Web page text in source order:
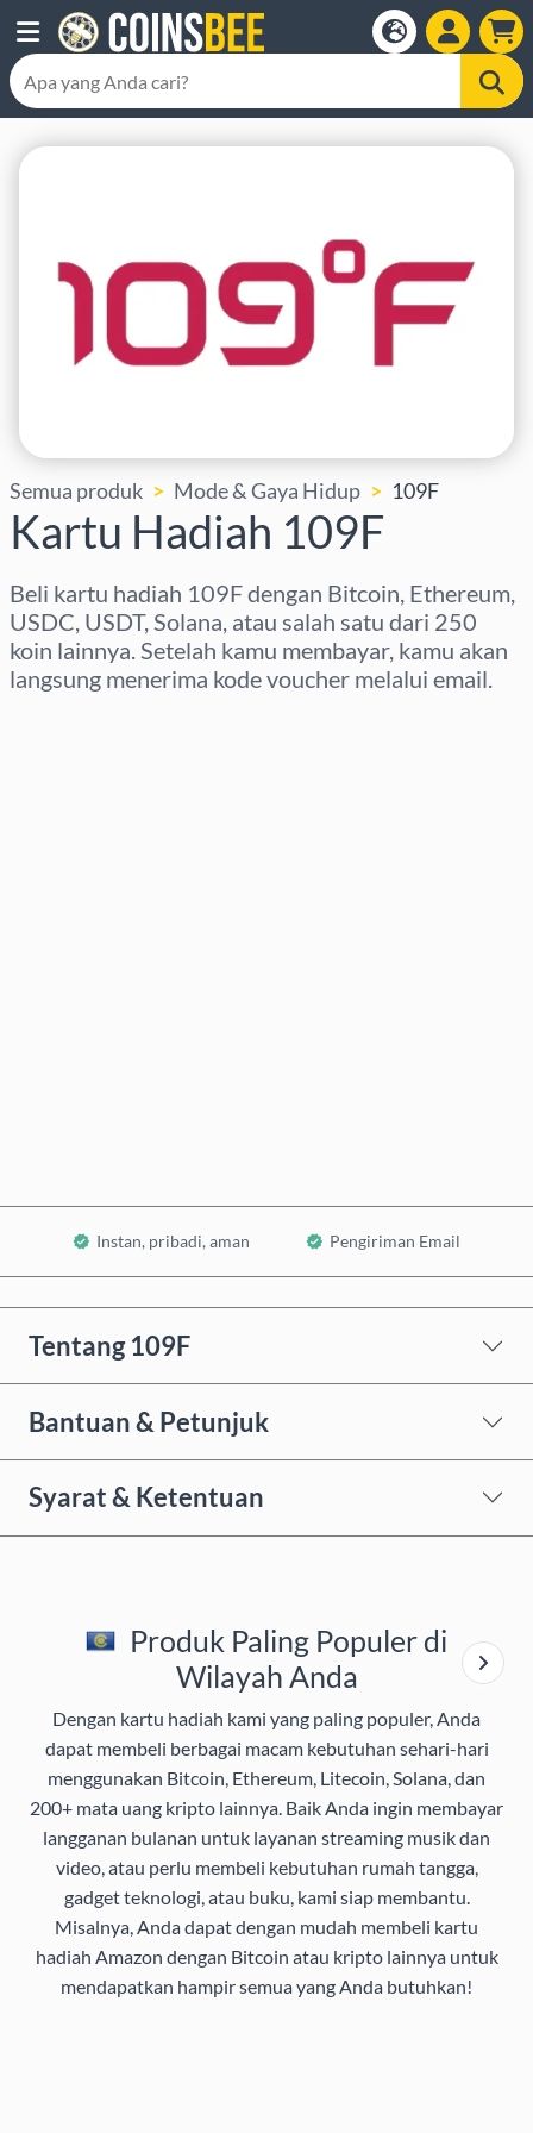
Semua produk Mode & Gaya Hidup 109F
Kartu Hadiah 109F
Beli kartu hadiah 109F dengan Bitcoin, Ethereum,
USDC, USDT, Solana, atau salah satu dari 250
koin lainnya. Setelah kamu membayar, kamu akan
langsung menerima kode voucher melalui email.
Instan, pribadi, aman Pengiriman Email
Tentang 109F
Bantuan & Petunjuk
Syarat & Ketentuan
Produk Paling Populer di
Wilayah Anda
Dengan kartu hadiah kami yang paling populer, Anda
dapat membeli berbagai macam kebutuhan sehari-hari
menggunakan Bitcoin, Ethereum, Litecoin, Solana, dan
200+ mata uang kripto lainnya. Baik Anda ingin membayar
langganan bulanan untuk layanan streaming musik dan
video, atau perlu membeli kebutuhan rumah tangga,
gadget teknologi, atau buku, kami siap membantu.
Misalnya, Anda dapat dengan mudah membeli kartu
hadiah Amazon dengan Bitcoin atau kripto lainnya untuk
mendapatkan hampir semua yang Anda butuhkan!